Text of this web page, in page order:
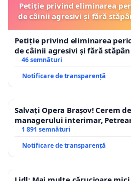
Petiție privind eliminarea
de câinii agresivi și fără
Petiție privind eliminarea
de câinii agresivi și fără
46 semnături
Notificare de transparență
Salvați Opera Brașov! Cerem
managerului interimar,
1 891 semnături
Notificare de transparență